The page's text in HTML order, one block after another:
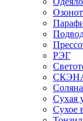
РЭГ
Сухая
Сухое